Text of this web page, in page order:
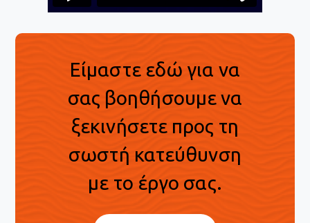
Είμαστε εδώ για να
σας βοηθήσουμε να
ξεκινήσετε προς τη
σωστή κατεύθυνση
με το έργο σας.